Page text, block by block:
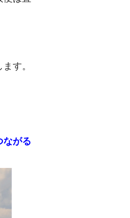
す。
ながる